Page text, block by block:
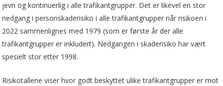
jevn og kontinuerlig i alle trafikantgrupper. Det er likevel en stor
nedgang i personskaderisiko i alle trafikantgrupper når risikoen i
2022 sammenlignes med 1979 (som er første år der alle
trafikantgrupper er inkludert). Nedgangen i skaderisiko har vært
spesielt stor etter 1998.
Risikotallene viser hvor godt beskyttet ulike trafikantgrupper er mot